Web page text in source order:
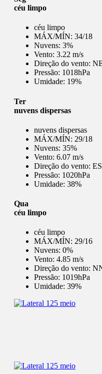
céu limpo
céu limpo
MÁX/MÍN: 34/18
Nuvens: 3%
Vento: 3.22 m/s
Direção do vento:
Pressão: 1018hPa
Umidade: 19%
Ter
nuvens dispersas
nuvens dispersas
MÁX/MÍN: 29/18
Nuvens: 35%
Vento: 6.07 m/s
Direção do vento:
Pressão: 1020hPa
Umidade: 38%
Qua
céu limpo
céu limpo
MÁX/MÍN: 29/16
Nuvens: 0%
Vento: 4.85 m/s
Direção do vento:
Pressão: 1019hPa
Umidade: 39%